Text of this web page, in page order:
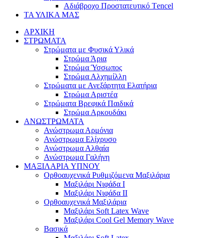
Αδιάβροχο Προστατευτικό Τencel
ΤΑ ΥΛΙΚΑ ΜΑΣ
ΑΡΧΙΚΗ
ΣΤΡΩΜΑΤΑ
Στρώματα με Φυσικά Υλικά
Στρώμα Άρια
Στρώμα Ύσσωπος
Στρώμα Αλχημίλλη
Στρώματα με Ανεξάρτητα Ελατήρια
Στρώμα Αριστέα
Στρώματα Βρεφικά Παιδικά
Στρώμα Αρκουδάκι
ΑΝΩΣΤΡΩΜΑΤΑ
Ανώστρωμα Αρμόνια
Ανώστρωμα Ελίχρυσο
Ανώστρωμα Αλθαία
Ανώστρωμα Γαλήνη
ΜΑΞΙΛΑΡΙΑ YΠΝΟΥ
Ορθοαυχενικά Ρυθμιζόμενα Μαξιλάρια
Mαξιλάρι Νιφάδα Ι
Mαξιλάρι Νιφάδα ΙΙ
Ορθοαυχενικά Μαξιλάρια
Mαξιλάρι Soft Latex Wave
Mαξιλάρι Cool Gel Memory Wave
Βασικά